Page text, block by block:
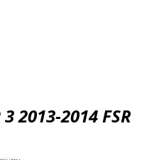
2013-2014 FSR